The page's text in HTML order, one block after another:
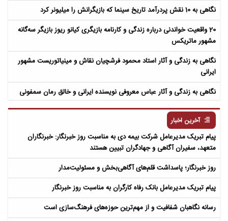
نگاهی به 10 نقش پردرآمد تاریخ سینما که بازیگرانش را میلیونر کرد
20 واقعیت خواندنی درباره زندگی و کارنامه بازیگری کیانو ریوز بازیگر سه‌گانه
مشهور ماتریکس
نگاهی به زندگی و آثار استاد محمود فرشچیان نقاش و مینیاتوریست مشهور
ایرانی
نگاهی به زندگی و آثار عباس معروفی نویسنده ایرانی و خالق رمان سمفونی
آخرین اخبار
پیام تبریک مدیرعامل شرکت بیمه دی به مناسبت روز خبرنگار: خبرنگاران
متعهد، سفیران آگاهی و جهادگران تبیین هستند
روز خبرنگار؛ پاسداشت قلم‌های آگاهی‌بخش و مسئولیت‌مدار
پیام تبریک مدیرعامل بانک رفاه کارگران به مناسبت روز خبرنگار
رسانه نگاهبان شفافیت و از مهم‌ترین حوزه‌های فرهنگ‌سازی است